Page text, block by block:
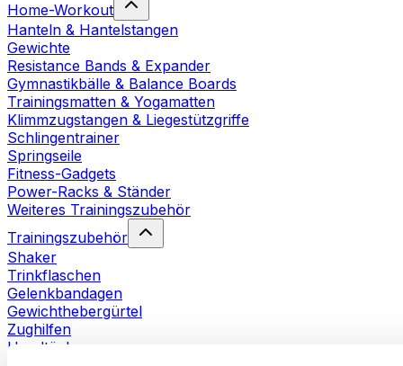
Home-Workout
Hanteln & Hantelstangen
Gewichte
Resistance Bands & Expander
Gymnastikbälle & Balance Boards
Trainingsmatten & Yogamatten
Klimmzugstangen & Liegestützgriffe
Schlingentrainer
Springseile
Fitness-Gadgets
Power-Racks & Ständer
Weiteres Trainingszubehör
Trainingszubehör
Shaker
Trinkflaschen
Gelenkbandagen
Gewichthebergürtel
Zughilfen
Handtücher